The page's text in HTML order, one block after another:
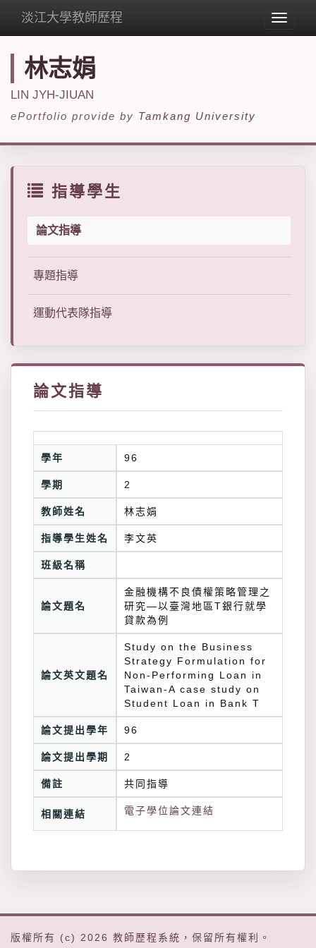
Toggle
淡江大學教師歷程
林志娟
LIN JYH-JIUAN
ePortfolio provide by Tamkang University
指導學生
論文指導
專題指導
運動代表隊指導
論文指導
學年 96
學期 2
教師姓名 林志娟
指導學生姓名 李文英
班級名稱
論文題名
金融機構不良債權策略管理之
研究—以臺灣地區T銀行就學
貸款為例
論文英文題名
Study on the Business
Strategy Formulation for
Non-Performing Loan in
Taiwan-A case study on
Student Loan in Bank T
論文提出學年 96
論文提出學期 2
備註 共同指導
相關連結 電子學位論文連結
版權所有 (c) 2026 教師歷程系統 ，保留所有權利。